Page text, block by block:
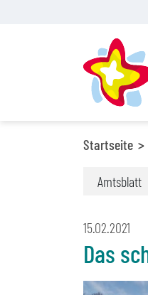
Startseite
Amtsblatt
15.02.2021
Das